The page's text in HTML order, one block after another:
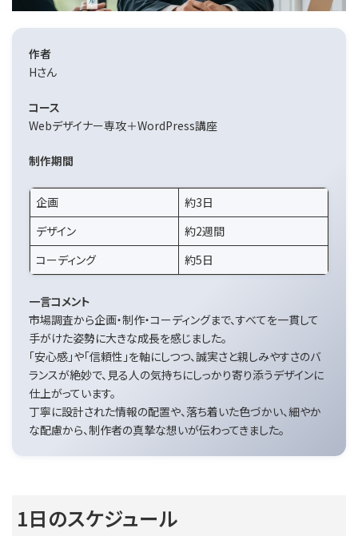
作者
Hさん
コース
Webデザイナー専攻＋WordPress講座
制作期間
企画
約3日
デザイン
約2週間
コーディング
約5日
一言コメント
市場調査から企画・制作・コーディングまで、すべてを一貫して
手がけた姿勢に大きな成長を感じました。
「安心感」や「信頼性」を軸にしつつ、誠実さと親しみやすさのバ
ランスが絶妙で、見る人の気持ちにしっかり寄り添うデザインに
仕上がっています。
丁寧に設計された情報の配置や、落ち着いた色づかい、細やか
な配慮から、制作者の真摯な想いが伝わってきました。
1日のスケジュール